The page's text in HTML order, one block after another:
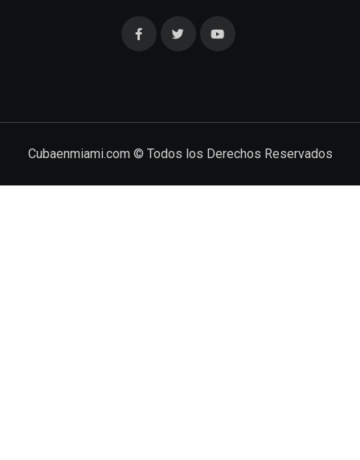
Cubaenmiami.com © Todos los Derechos Reservados